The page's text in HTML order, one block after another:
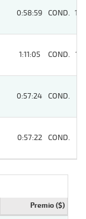
0:58:59 COND. 10
1:11:05 COND. 13
0:57:24 COND.
0:57:22 COND.
Premio ($)